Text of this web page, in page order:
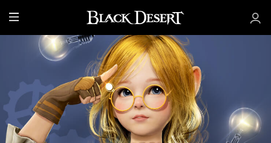
全
部